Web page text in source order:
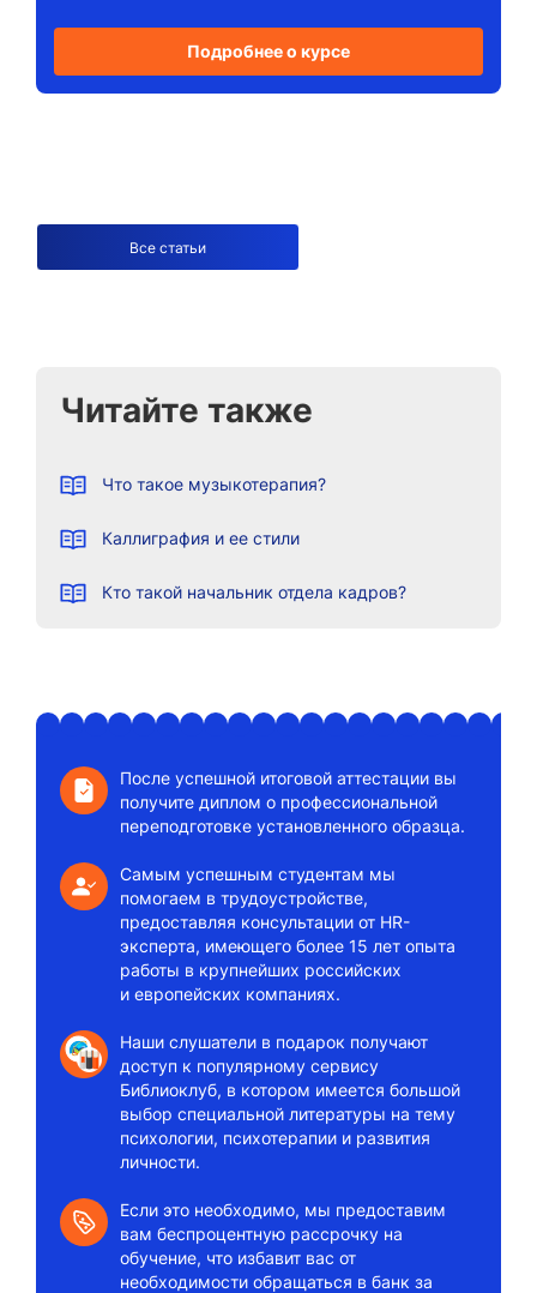
Подробнее о курсе
Все статьи
Читайте также
Что такое музыкотерапия?
Каллиграфия и ее стили
Кто такой начальник отдела кадров?
После успешной итоговой аттестации вы
получите диплом о профессиональной
переподготовке установленного образца.
Самым успешным студентам мы
помогаем в трудоустройстве,
предоставляя консультации от HR-
эксперта, имеющего более 15 лет опыта
работы в крупнейших российских
и европейских компаниях.
Наши слушатели в подарок получают
доступ к популярному сервису
Библиоклуб, в котором имеется большой
выбор специальной литературы на тему
психологии, психотерапии и развития
личности.
Если это необходимо, мы предоставим
вам беспроцентную рассрочку на
обучение, что избавит вас от
необходимости обращаться в банк за